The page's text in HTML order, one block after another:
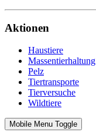
Aktionen
Haustiere
Massentierhaltung
Pelz
Tiertransporte
Tierversuche
Wildtiere
Mobile Menu Toggle